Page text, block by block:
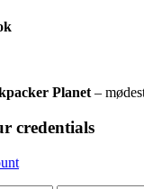
Planet –
credentials